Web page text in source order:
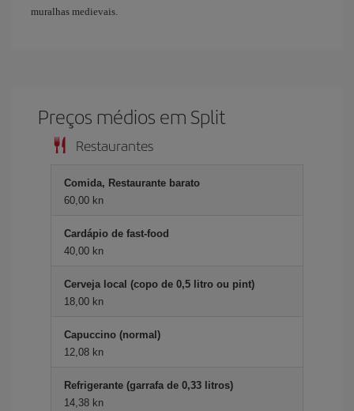
muralhas medievais.
Preços médios em Split
Restaurantes
Comida, Restaurante barato
60,00 kn
Cardápio de fast-food
40,00 kn
Cerveja local (copo de 0,5 litro ou pint)
18,00 kn
Capuccino (normal)
12,08 kn
Refrigerante (garrafa de 0,33 litros)
14,38 kn